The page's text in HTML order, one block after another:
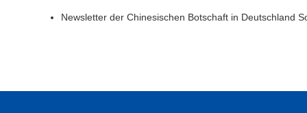
Newsletter der Chinesischen Botschaft in Deutschland